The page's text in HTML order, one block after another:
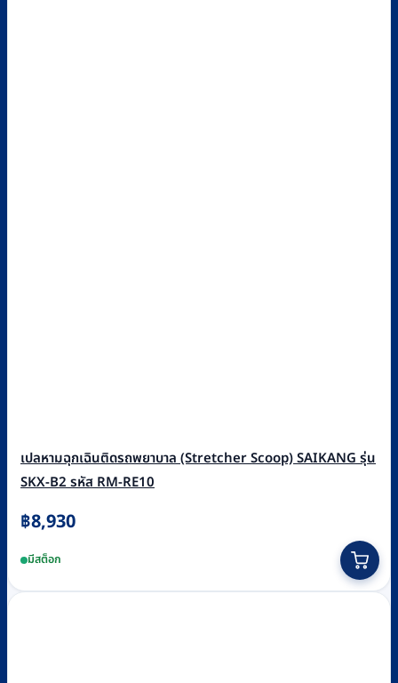
เปลหามฉุกเฉินติดรถพยาบาล (Stretcher Scoop) SAIKANG รุ่น
SKX-B2 รหัส RM-RE10
฿8,930
มีสต็อก